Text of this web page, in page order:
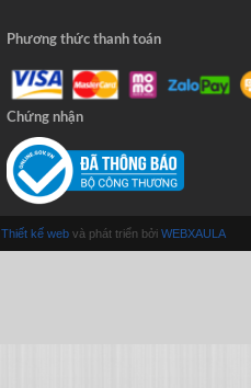
Phương thức thanh toán
Chứng nhận
Thiết kế web và phát triển bởi WEBXAULA